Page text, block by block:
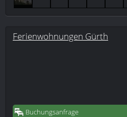
Ferienwohnungen Gürth
Buchungsanfrage